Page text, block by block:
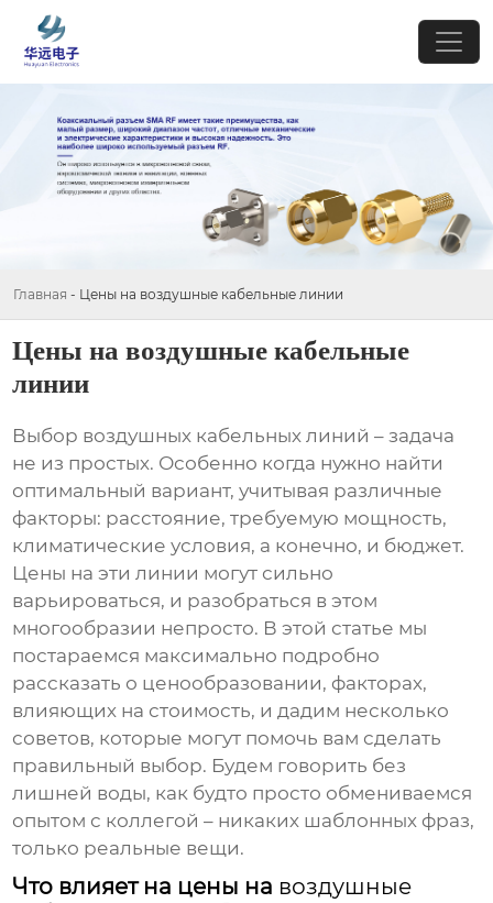
Главная - Цены на воздушные кабельные линии
Цены на воздушные кабельные
линии
Выбор воздушных кабельных линий – задача
не из простых. Особенно когда нужно найти
оптимальный вариант, учитывая различные
факторы: расстояние, требуемую мощность,
климатические условия, а конечно, и бюджет.
Цены на эти линии могут сильно
варьироваться, и разобраться в этом
многообразии непросто. В этой статье мы
постараемся максимально подробно
рассказать о ценообразовании, факторах,
влияющих на стоимость, и дадим несколько
советов, которые могут помочь вам сделать
правильный выбор. Будем говорить без
лишней воды, как будто просто обмениваемся
опытом с коллегой – никаких шаблонных фраз,
только реальные вещи.
Что влияет на цены на воздушные